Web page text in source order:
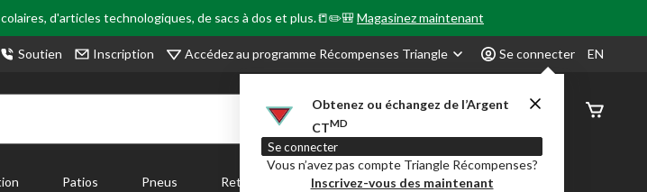
d'articles technologiques, de sacs à dos et plus.📒✏️🎒Magasinez maintenant
Soutien Inscription Accédez au programme Récompenses Triangle Se connecter
Obtenez ou échangez de l’Argent
CTMD
Se connecter
Vous n’avez pas compte Triangle Récompenses?
Inscrivez-vous des maintenant
EN
État de
Patios Pneus Retour en Classe Party City Centre-auto